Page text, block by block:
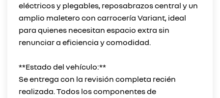
eléctricos y plegables, reposabrazos central y un
amplio maletero con carrocería Variant, ideal
para quienes necesitan espacio extra sin
renunciar a eficiencia y comodidad.
**Estado del vehículo:**
Se entrega con la revisión completa recién
realizada. Todos los componentes de